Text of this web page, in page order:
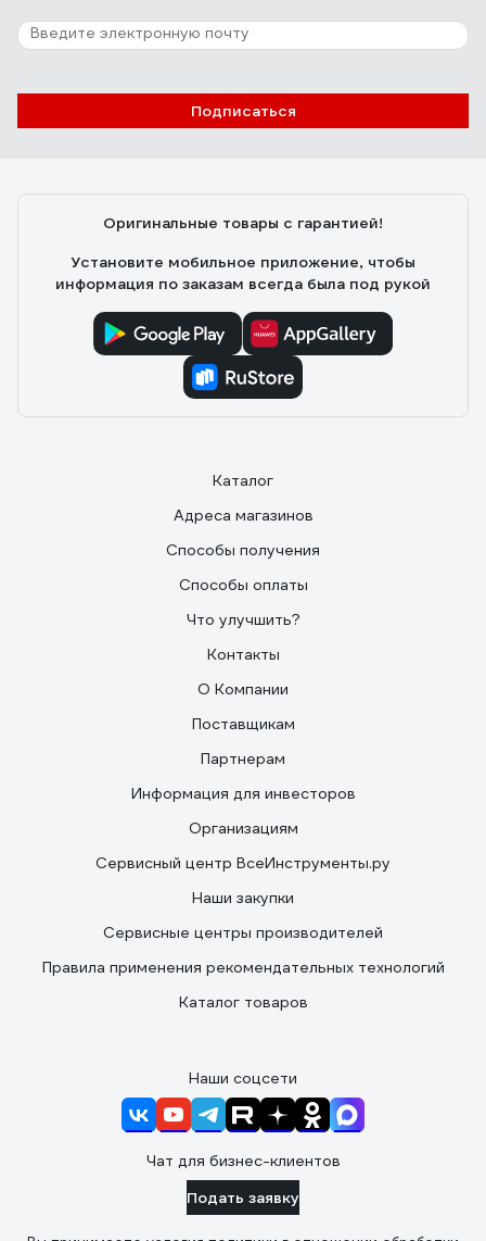
Подписаться
Оригинальные товары с гарантией!
Установите мобильное приложение, чтобы
информация по заказам всегда была под рукой
Каталог
Адреса магазинов
Способы получения
Способы оплаты
Что улучшить?
Контакты
О Компании
Поставщикам
Партнерам
Информация для инвесторов
Организациям
Сервисный центр ВсеИнструменты.ру
Наши закупки
Сервисные центры производителей
Правила применения рекомендательных технологий
Каталог товаров
Наши соцсети
Чат для бизнес-клиентов
Подать заявку